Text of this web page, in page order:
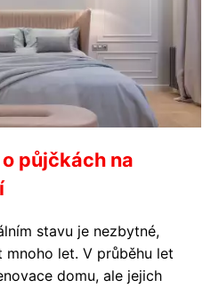
půjčkách na
stavu je nezbytné,
let. V průběhu let
domu, ale jejich